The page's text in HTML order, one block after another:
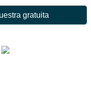
gratuita